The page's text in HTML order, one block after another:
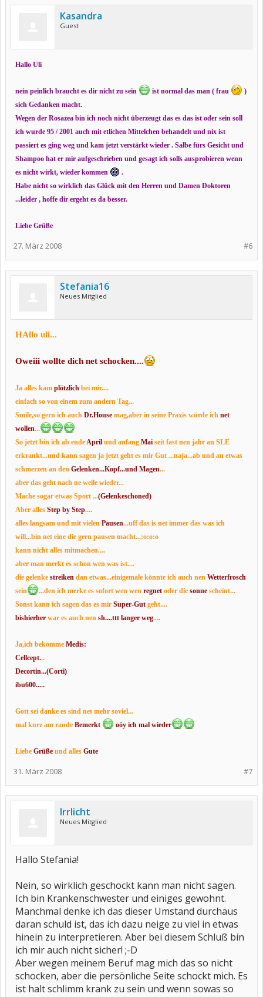
Schweißausbrüche(ganz besonders Nachts)...Blutbrechen...
Augen würden etwas gelblich...
lass dich vom Doc genau abchecken...
zu wissen was mit dir Los ist...
Kasandra
Guest
Hallo Uli
nein peinlich braucht es dir nicht zu sein ist normal das man ( frau
)
sich Gedanken macht.
Wegen der Rosazea bin ich noch nicht überzeugt das es das ist oder sein soll
ich wurde 95 / 2001 auch mit etlichen Mittelchen behandelt und nix ist
passiert es ging weg und kam jetzt verstärkt wieder . Salbe fürs Gesicht und
Shampoo hat er mir aufgeschrieben und gesagt ich solls ausprobieren wenn
es nicht wirkt, wieder kommen
.
Habe nicht so wirklich das Glück mit den Herren und Damen Doktoren
...leider , hoffe dir ergeht es da besser.
Liebe Grüße
#6
27. März 2008
Stefania16
Neues Mitglied
HAllo uli...
Oweiii wollte dich net schocken....
Ja alles kam plötzlich bei mir....
einfach so von einem zum andern Tag...
Smile,so gern ich auch Dr.House mag,aber in seine Praxis würde ich net
wollen...
So jetzt bin ich ab endeApril und anfang Mai seit fast nen jahr an SLE
erkrankt...und kann sagen ja jetzt geht es mir Gut ...naja...ab und an etwas
schmerzen an den Gelenken...Kopf...und Magen...
aber das geht nach ne weile wieder...
Mache sogar etwas Sport ...(Gelenkeschoned)
Aber alles Step by Step....
alles langsam und mit vielen Pausen...uff das is net immer das was ich
will...bin net eine die gern pausen macht...:o:o:o
kann nicht alles mitmachen....
aber man merkt es schon wen was ist....
die gelenke streiken dan etwas...einigemale könnte ich auch nen Wetterfrosch
sein
...den ich merke es sofort wen wen regnet oder die sonne scheint...
Sonst kann ich sagen das es mir Super-Gut geht....
bishierher war es auch nen sh....ttt langer weg....
Ja,ich bekomme Medis:
Cellcept...
Decortin...(Corti)
ibu600.....
Gott sei danke es sind net mehr soviel...
mal kurz am rande Bemerkt oöy ich mal wieder
Liebe Grüße und alles Gute
#7
31. März 2008
Irrlicht
Neues Mitglied
Hallo Stefania!
Nein, so wirklich geschockt kann man nicht sagen.
Ich bin Krankenschwester und einiges gewohnt.
Manchmal denke ich das dieser Umstand durchaus
daran schuld ist, das ich dazu neige zu viel in etwas
hinein zu interpretieren. Aber bei diesem Schluß bin
ich mir auch nicht sicher! ;-D
Aber wegen meinem Beruf mag mich das so nicht
schocken, aber die persönliche Seite schockt mich. Es
ist halt schlimm krank zu sein und wenn sowas so